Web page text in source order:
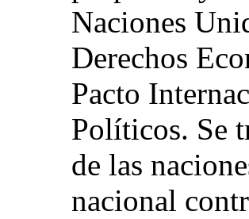
Naciones
Derechos
Pacto
Políticos. Se
de las
nacional